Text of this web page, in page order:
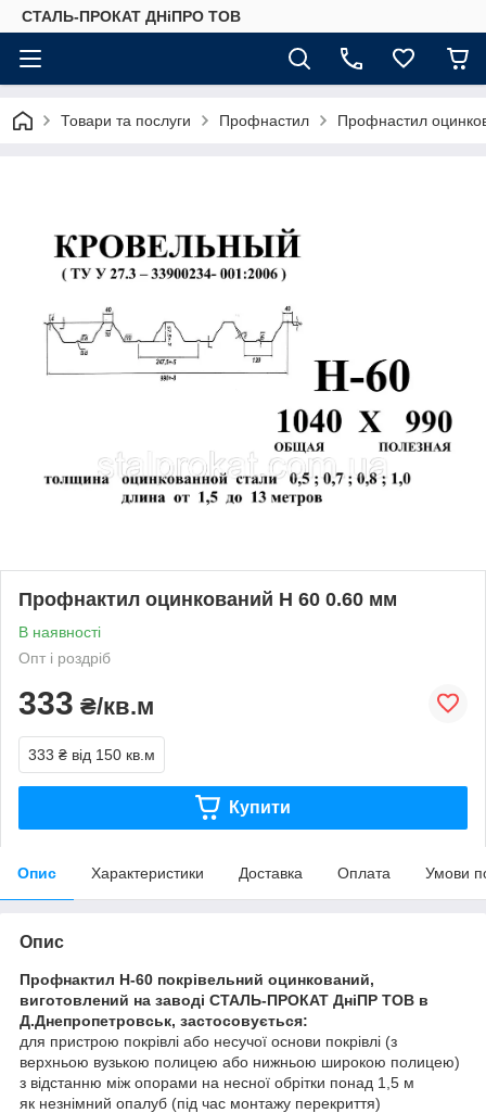
СТАЛЬ-ПРОКАТ ДНіПРО ТОВ
Товари та послуги Профнастил Профнастил
Профнактил оцинкований Н 60 0.60 мм
В наявності
Опт і роздріб
333 ₴/кв.м
333 ₴ від 150 кв.м
Купити
Опис Характеристики Доставка Оплата Умови
Опис
Профнактил Н-60 покрівельний оцинкований,
виготовлений на заводі СТАЛЬ-ПРОКАТ ДніПР ТОВ в
Д.Днепропетровськ, застосовується:
для пристрою покрівлі або несучої основи покрівлі (з
верхньою вузькою полицею або нижньою широкою полицею)
з відстанню між опорами на несної обрітки понад 1,5 м
як незнімний опалуб (під час монтажу перекриття)